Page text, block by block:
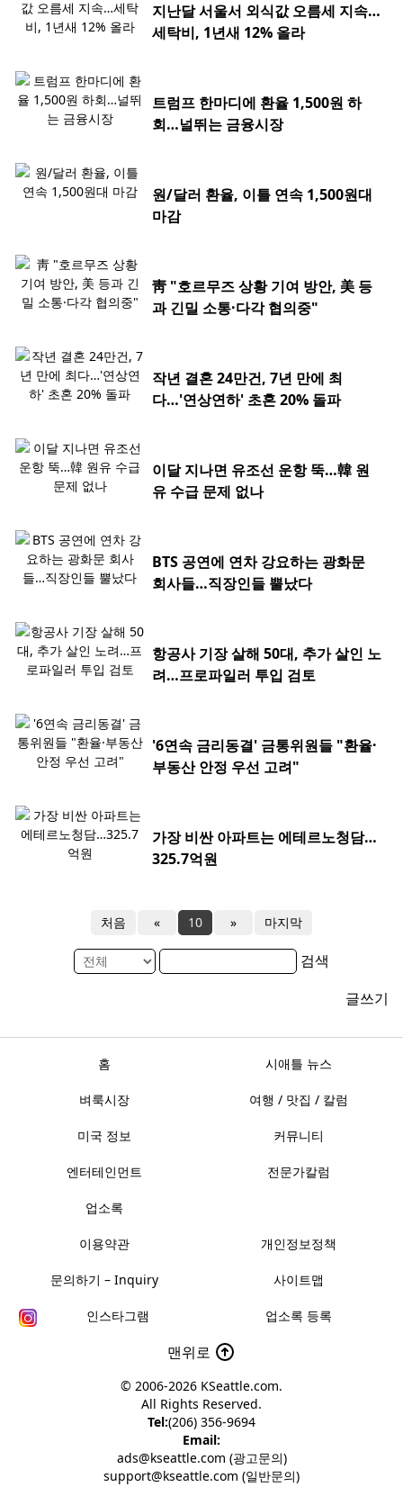
지난달 서울서 외식값 오름세 지속…
세탁비, 1년새 12% 올라
트럼프 한마디에 환율 1,500원 하
회…널뛰는 금융시장
원/달러 환율, 이틀 연속 1,500원대
마감
靑 "호르무즈 상황 기여 방안, 美 등
과 긴밀 소통·다각 협의중"
작년 결혼 24만건, 7년 만에 최
다…'연상연하' 초혼 20% 돌파
이달 지나면 유조선 운항 뚝…韓 원
유 수급 문제 없나
BTS 공연에 연차 강요하는 광화문
회사들…직장인들 뿔났다
항공사 기장 살해 50대, 추가 살인 노
려…프로파일러 투입 검토
'6연속 금리동결' 금통위원들 "환율·
부동산 안정 우선 고려"
가장 비싼 아파트는 에테르노청담…
325.7억원
처음 « 10 » 마지막
검색
글쓰기
홈 시애틀 뉴스
벼룩시장 여행 / 맛집 / 칼럼
미국 정보 커뮤니티
엔터테인먼트 전문가칼럼
업소록
이용약관 개인정보정책
문의하기 – Inquiry 사이트맵
인스타그램 업소록 등록
맨위로
© 2006-2026 KSeattle.com.
All Rights Reserved.
Tel:(206) 356-9694
Email:
ads@kseattle.com (광고문의)
support@kseattle.com (일반문의)